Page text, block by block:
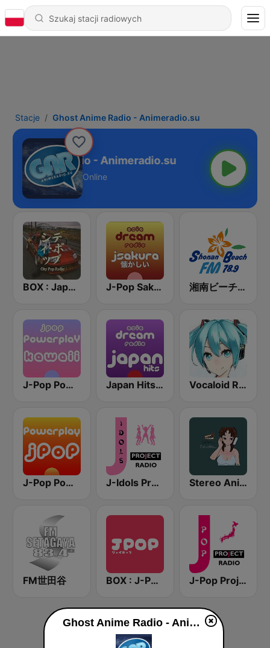
Stacje Ghost Anime Radio - Animeradio.su
Anime Radio - Animeradio.su
Online
BOX : Japan City Pop -日本のシティポップ J-Pop Sakura 懐かしい 湘南ビーチFM (Shonan Beach FM)
J-Pop Powerplay Kawaii Japan Hits - Asia DREAM Radio Vocaloid Radio
J-Pop Powerplay J-Idols Project Radio Stereo Anime
FM世田谷 BOX : J-POP Radio - ジェイポップ 無線 J-Pop Project Radio
Ghost Anime Radio - Animeradio.su na żywo